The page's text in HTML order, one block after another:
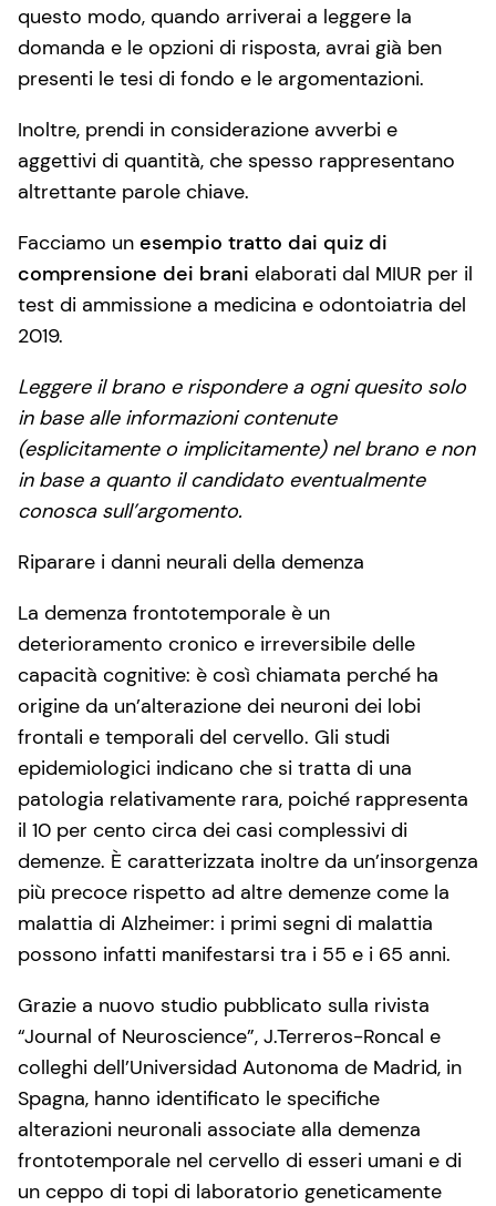
questo modo, quando arriverai a leggere la
domanda e le opzioni di risposta, avrai già ben
presenti le tesi di fondo e le argomentazioni.
Inoltre, prendi in considerazione avverbi e
aggettivi di quantità, che spesso rappresentano
altrettante parole chiave.
Facciamo un esempio tratto dai quiz di
comprensione dei brani elaborati dal MIUR per il
test di ammissione a medicina e odontoiatria del
2019.
Leggere il brano e rispondere a ogni quesito solo
in base alle informazioni contenute
(esplicitamente o implicitamente) nel brano e non
in base a quanto il candidato eventualmente
conosca sull’argomento.
Riparare i danni neurali della demenza
La demenza frontotemporale è un
deterioramento cronico e irreversibile delle
capacità cognitive: è così chiamata perché ha
origine da un’alterazione dei neuroni dei lobi
frontali e temporali del cervello. Gli studi
epidemiologici indicano che si tratta di una
patologia relativamente rara, poiché rappresenta
il 10 per cento circa dei casi complessivi di
demenze. È caratterizzata inoltre da un’insorgenza
più precoce rispetto ad altre demenze come la
malattia di Alzheimer: i primi segni di malattia
possono infatti manifestarsi tra i 55 e i 65 anni.
Grazie a nuovo studio pubblicato sulla rivista
“Journal of Neuroscience”, J.Terreros-Roncal e
colleghi dell’Universidad Autonoma de Madrid, in
Spagna, hanno identificato le specifiche
alterazioni neuronali associate alla demenza
frontotemporale nel cervello di esseri umani e di
un ceppo di topi di laboratorio geneticamente